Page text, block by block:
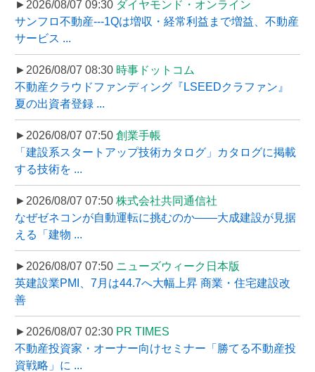
►2026/08/07 09:30 ダイヤモンド・オンライン
サンフロ不動産---1Qは増収・経常利益まで増益、不動産
サービス ...
►2026/08/07 08:30 時事ドットコム
不動産クラウドファンディング『LSEEDクラファン』
夏の出資者登録 ...
►2026/08/07 07:50 創業手帳
「建設系スタートアップ技術カタログ」カタログに掲載
する技術を ...
►2026/08/07 07:50 株式会社共同通信社
なぜゼネコンが自動運転に挑むのか――大成建設が見据
える「建物 ...
►2026/08/07 07:50 ニューズウィーク日本版
英建設業PMI、7月は44.7へ大幅上昇 商業・住宅建設改
善
►2026/08/07 02:30 PR TIMES
不動産投資家・オーナー向けセミナー「勝てる不動産投
資戦略」に ...